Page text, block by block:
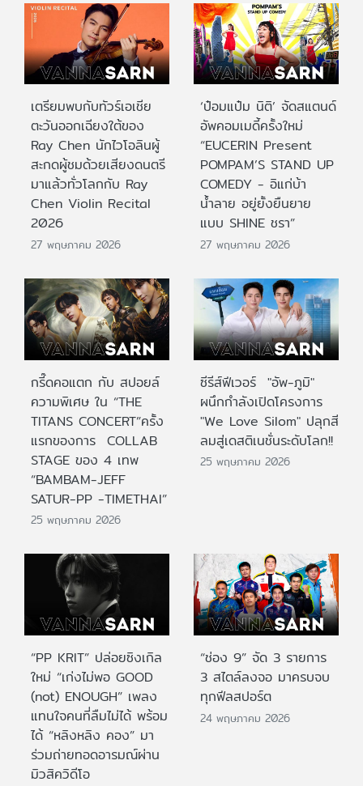
เตรียมพบกับทัวร์เอเชีย
ตะวันออกเฉียงใต้ของ
Ray Chen นักไวโอลินผู้
สะกดผู้ชมด้วยเสียงดนตรี
มาแล้วทั่วโลกกับ Ray
Chen Violin Recital
2026
27 พฤษภาคม 2026
‘ป๋อมแป๋ม นิติ’ จัดสแตนด์
อัพคอมเมดี้ครั้งใหม่
“EUCERIN Present
POMPAM’S STAND UP
COMEDY - อิแก่บ้า
น้ำลาย อยู่ยั้งยืนยาย
แบบ SHINE ชรา”
27 พฤษภาคม 2026
กรี๊ดคอแตก กับ สปอยล์
ความพิเศษ ใน “THE
TITANS CONCERT”ครั้ง
แรกของการ COLLAB
STAGE ของ 4 เทพ
“BAMBAM-JEFF
SATUR-PP -TIMETHAI”
25 พฤษภาคม 2026
ซีรีส์ฟีเวอร์ "อัพ-ภูมิ"
ผนึกกำลังเปิดโครงการ
"We Love Silom" ปลุกสี
ลมสู่เดสติเนชั่นระดับโลก!!
25 พฤษภาคม 2026
“PP KRIT” ปล่อยซิงเกิล
ใหม่ “เก่งไม่พอ GOOD
(not) ENOUGH” เพลง
แทนใจคนที่ลืมไม่ได้ พร้อม
ได้ “หลิงหลิง คอง” มา
ร่วมถ่ายทอดอารมณ์ผ่าน
มิวสิควิดีโอ
“ช่อง 9” จัด 3 รายการ
3 สไตล์ลงจอ มาครบจบ
ทุกฟีลสปอร์ต
24 พฤษภาคม 2026